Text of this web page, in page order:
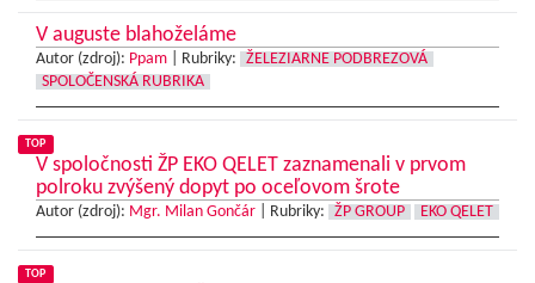
V auguste blahoželáme
Autor (zdroj): Ppam Rubriky:
ŽELEZIARNE PODBREZOVÁ
SPOLOČENSKÁ RUBRIKA
TOP
V spoločnosti ŽP EKO QELET zaznamenali v prvom
polroku zvýšený dopyt po oceľovom šrote
Autor (zdroj): Mgr. Milan Gončár Rubriky: ŽP GROUP EKO QELET
TOP